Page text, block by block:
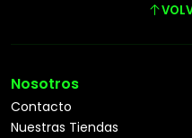
Nosotros
Contacto
Nuestras Tiendas